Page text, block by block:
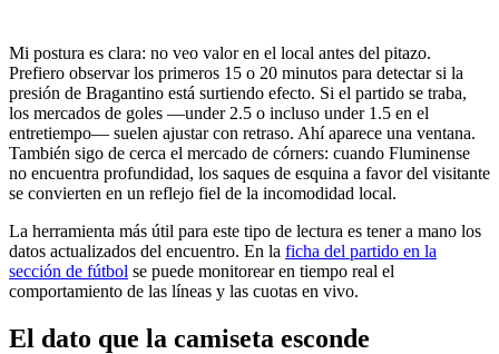
Mi postura es clara: no veo valor en el local antes del pitazo.
Prefiero observar los primeros 15 o 20 minutos para detectar si la
presión de Bragantino está surtiendo efecto. Si el partido se traba,
los mercados de goles —under 2.5 o incluso under 1.5 en el
entretiempo— suelen ajustar con retraso. Ahí aparece una ventana.
También sigo de cerca el mercado de córners: cuando Fluminense
no encuentra profundidad, los saques de esquina a favor del visitante
se convierten en un reflejo fiel de la incomodidad local.
La herramienta más útil para este tipo de lectura es tener a mano los
datos actualizados del encuentro. En la ficha del partido en la
sección de fútbol se puede monitorear en tiempo real el
comportamiento de las líneas y las cuotas en vivo.
El dato que la camiseta esconde